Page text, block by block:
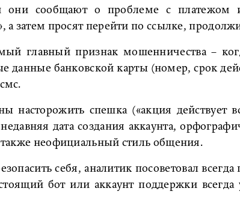
они сообщают о проблеме с платежом
а затем просят перейти по ссылке,
главный признак мошенничества –
данные банковской карты (номер, срок
насторожить спешка («акция действует
дата создания аккаунта,
неофициальный стиль общения.
себя, аналитик посоветовал
бот или аккаунт поддержки